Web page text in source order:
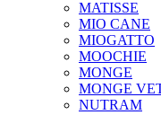
MATISSE
MIO CANE
MIOGATTO
MOOCHIE
MONGE
MONGE
NUTRAM